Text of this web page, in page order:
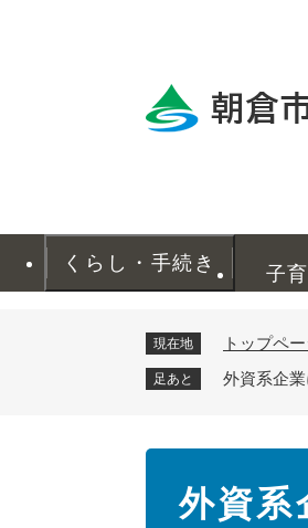
くらし・手続き 子
現在地 トップペ
足あと 外資系企
外資系